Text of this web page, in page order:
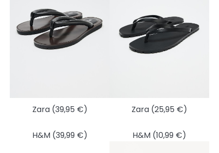
Zara (39,95 €) Zara (25,95 €)
H&M (39,99 €) H&M (10,99 €)